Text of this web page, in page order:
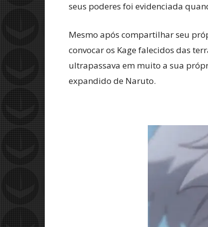
seus poderes foi evidenciada
Mesmo após compartilhar seu
convocar os Kage falecidos das
ultrapassava em muito a sua
expandido de Naruto.